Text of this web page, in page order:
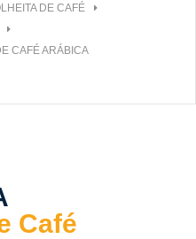
DE CAFÉ
CAFÉ ARÁBICA
Café